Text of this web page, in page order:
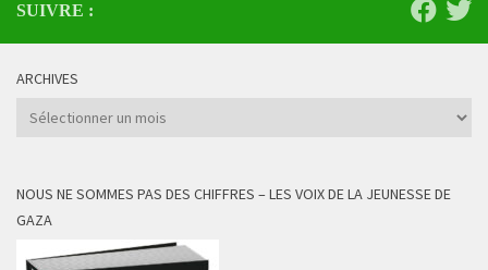
SUIVRE :
ARCHIVES
Archives
NOUS NE SOMMES PAS DES CHIFFRES – LES VOIX DE LA JEUNESSE DE
GAZA